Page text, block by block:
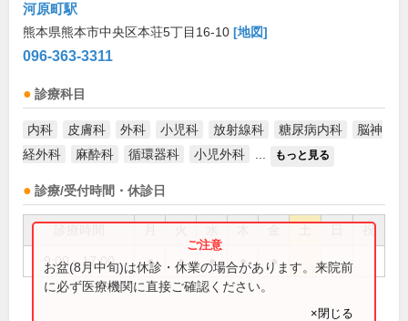
河原町駅
熊本県熊本市中央区本荘5丁目16-10 [地図]
096-363-3311
診療科目
内科 皮膚科 外科 小児科 放射線科 糖尿病内科
脳神
経外科
麻酔科 循環器科 小児外科 もっと見る
診療/受付時間・休診日
祝
9:00～17:00 ● ● ● ● ●
お盆(8月中旬)は休診・休業の場合があります。来院前
に必ず医療機関に直接ご確認ください。
×閉じる